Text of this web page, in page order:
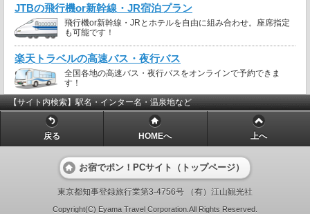
JTBの飛行機or新幹線・JR宿泊プラン
飛行機or新幹線・JRとホテルを自由に組み合わせ。座席指定
も可能です！
楽天トラベルの高速バス・夜行バス
全国各地の高速バス・夜行バスをオンラインで予約できま
す！
【サイト内検索】駅名・インター名・温泉地など
戻る HOMEへ 上へ
お宿でポン！PCサイト（トップページ）
東京都知事登録旅行業第3-4756号 （有）江山観光社
Copyright(C) Eyama Travel Corporation.All Rights Reserved.